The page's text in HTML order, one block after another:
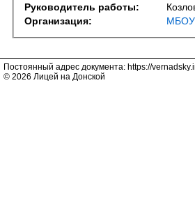
Руководитель работы:
Организация:
МБОУ
Постоянный адрес документа: https://
© 2026 Лицей на Донской